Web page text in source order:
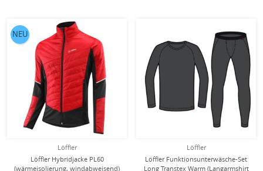
Löffler
Löffler Hybridjacke PL60
(wärmeisolierung, windabweisend)
NEU
Löffler
Löffler Funktionsunterwäsche-Set
Long Transtex Warm (Langarmshirt